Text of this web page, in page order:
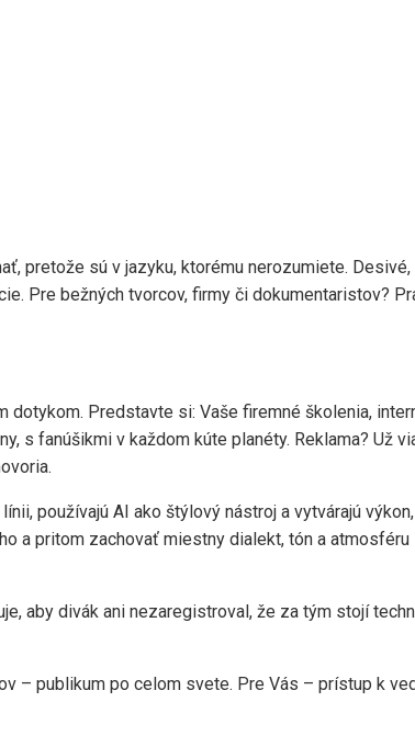
pretože sú v jazyku, ktorému nerozumiete. Desivé,
Pre bežných tvorcov, firmy či dokumentaristov?
Predstavte si: Vaše firemné školenia,
s fanúšikmi v každom kúte planéty. Reklama? Už
používajú AI ako štýlový nástroj a vytvárajú
a pritom zachovať miestny dialekt, tón a atmosféru
aby divák ani nezaregistroval, že za tým stojí
– publikum po celom svete. Pre Vás – prístup k